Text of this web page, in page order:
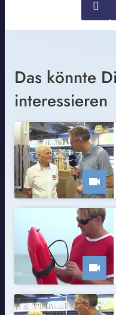
Das könnte
interessieren